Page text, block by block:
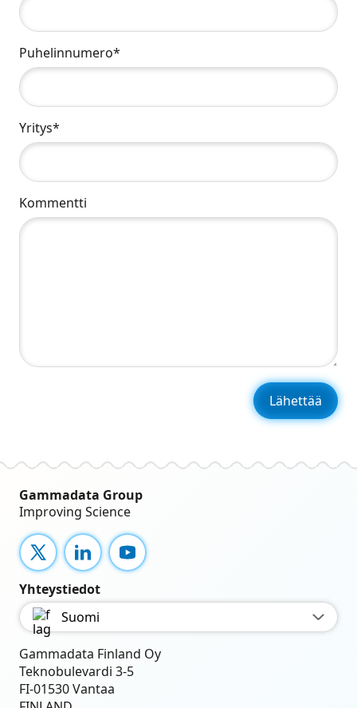
Puhelinnumero*
Yritys*
Kommentti
Gammadata Group
Improving Science
X LinkedInYouTube
Yhteystiedot
Suomi
Gammadata Finland Oy
Teknobulevardi 3-5
FI-01530 Vantaa